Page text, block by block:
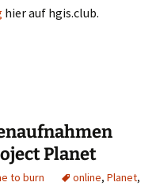
hier auf hgis.club.
Planet
to burn online, Planet,